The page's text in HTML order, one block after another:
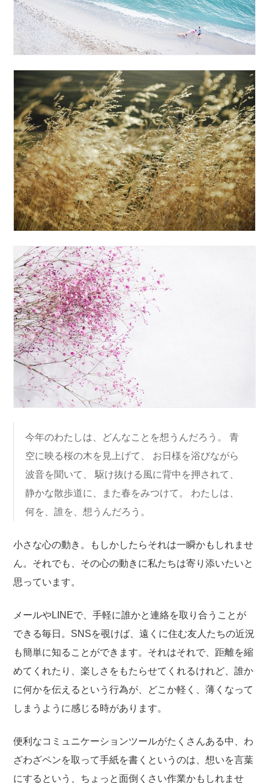
今年のわたしは、どんなことを想うんだろう。 青
空に映る桜の木を見上げて、 お日様を浴びながら
波音を聞いて、 駆け抜ける風に背中を押されて、
静かな散歩道に、また春をみつけて。 わたしは、
何を、誰を、想うんだろう。
小さな心の動き。もしかしたらそれは一瞬かもしれませ
ん。それでも、その心の動きに私たちは寄り添いたいと
思っています。
メールやLINEで、手軽に誰かと連絡を取り合うことが
できる毎日。SNSを覗けば、遠くに住む友人たちの近況
も簡単に知ることができます。それはそれで、距離を縮
めてくれたり、楽しさをもたらせてくれるけれど、誰か
に何かを伝えるという行為が、どこか軽く、薄くなって
しまうように感じる時があります。
便利なコミュニケーションツールがたくさんある中、わ
ざわざペンを取って手紙を書くというのは、想いを言葉
にするという、ちょっと面倒くさい作業かもしれませ